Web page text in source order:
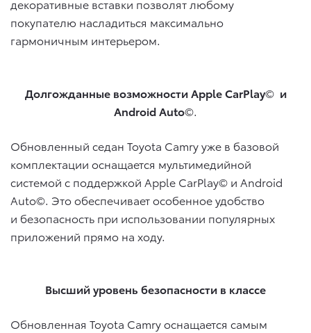
декоративные вставки позволят любому
покупателю насладиться максимально
гармоничным интерьером.
Долгожданные возможностиAppleCarPlay© и
AndroidAuto©.
Обновленный седан Toyota Camry уже в базовой
комплектации оснащается мультимедийной
системой с поддержкой Apple CarPlay© и Android
Auto©. Это обеспечивает особенное удобство
и безопасность при использовании популярных
приложений прямо на ходу.
Высший уровень безопасности в классе
Обновленная Toyota Camry оснащается самым